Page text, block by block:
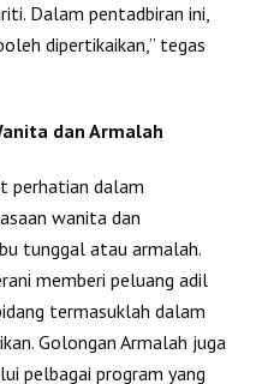
Dalam pentadbiran ini,
dipertikaikan,” tegas
dan Armalah
perhatian dalam
wanita dan
tunggal atau armalah.
memberi peluang adil
termasuklah dalam
Golongan Armalah juga
pelbagai program yang